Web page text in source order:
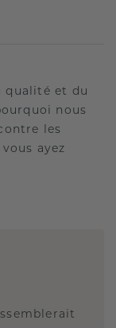
qualité et du
nous
les
ayez